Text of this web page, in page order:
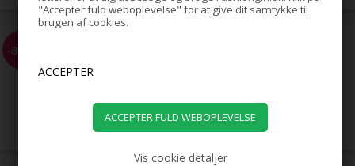
"Accepter fuld weboplevelse" for at give dit samtykke til
brugen af cookies.
Vis cookie detaljer
-80%
10,00DKK